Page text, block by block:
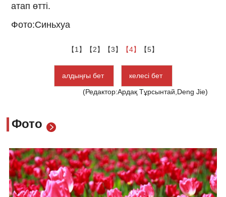
атап өтті.
Фото:Синьхуа
【1】 【2】 【3】 【4】 【5】
алдыңғы бет
келесі бет
(Редактор:Ардақ Тұрсынтай,Deng Jie)
Фото